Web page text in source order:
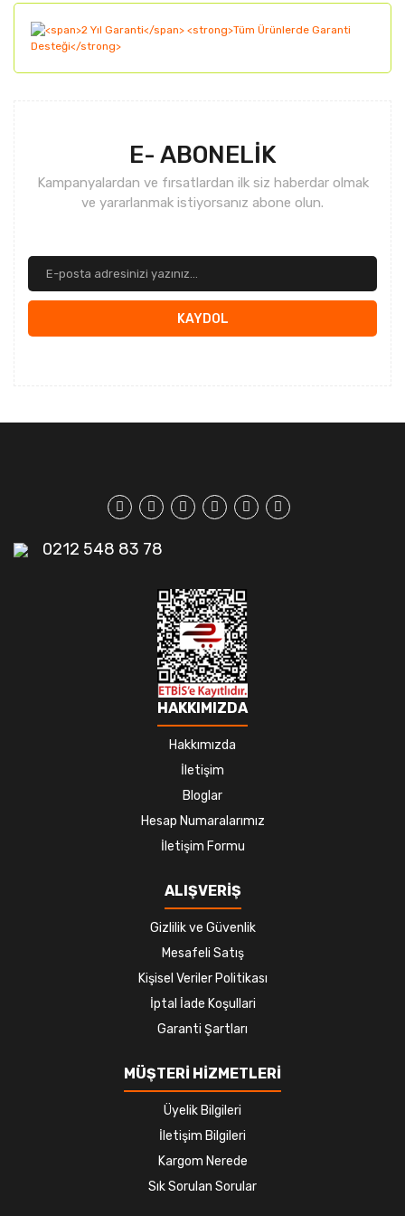
E- ABONELİK
Kampanyalardan ve fırsatlardan ilk siz haberdar olmak
ve yararlanmak istiyorsanız abone olun.
KAYDOL
0212 548 83 78
HAKKIMIZDA
Hakkımızda
İletişim
Bloglar
Hesap Numaralarımız
İletişim Formu
ALIŞVERİŞ
Gizlilik ve Güvenlik
Mesafeli Satış
Kişisel Veriler Politikası
İptal İade Koşullari
Garanti Şartları
MÜŞTERİ HİZMETLERİ
Üyelik Bilgileri
İletişim Bilgileri
Kargom Nerede
Sık Sorulan Sorular